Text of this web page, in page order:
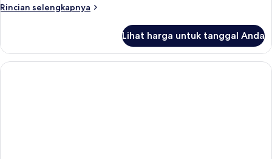
Rincian selengkapnya
Rincian
Kamar
Lihat harga untuk tanggal Anda